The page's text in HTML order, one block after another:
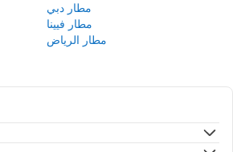
مطار دبي
مطار فيينا
مطار الرياض